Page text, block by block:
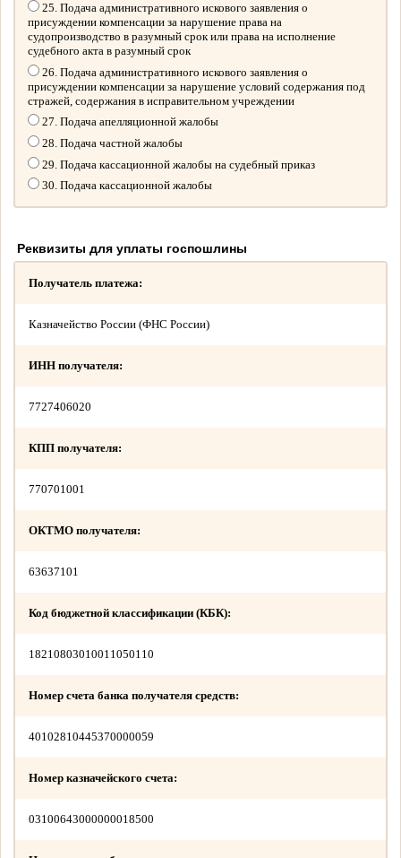
25. Подача административного искового заявления о
присуждении компенсации за нарушение права на
судопроизводство в разумный срок или права на исполнение
судебного акта в разумный срок
26. Подача административного искового заявления о
присуждении компенсации за нарушение условий содержания под
стражей, содержания в исправительном учреждении
27. Подача апелляционной жалобы
28. Подача частной жалобы
29. Подача кассационной жалобы на судебный приказ
30. Подача кассационной жалобы
Реквизиты для уплаты госпошлины
Получатель платежа:
Казначейство России (ФНС России)
ИНН получателя:
7727406020
КПП получателя:
770701001
ОКТМО получателя:
63637101
Код бюджетной классификации (КБК):
18210803010011050110
Номер счета банка получателя средств:
40102810445370000059
Номер казначейского счета:
03100643000000018500